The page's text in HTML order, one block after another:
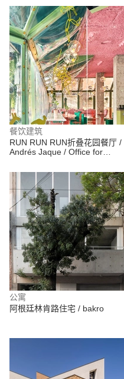
餐饮建筑
RUN RUN RUN折叠花园餐厅 /
Andrés Jaque / Office for
公寓
阿根廷林肯路住宅 / bakro